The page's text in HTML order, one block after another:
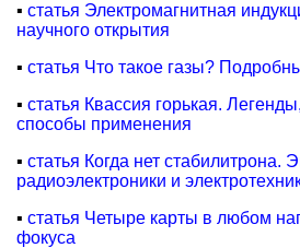
▪ статья Электромагнитная
научного открытия
▪ статья Что такое газы?
▪ статья Квассия горькая.
способы применения
▪ статья Когда нет стабилитрона.
радиоэлектроники и
▪ статья Четыре карты в любом
фокуса